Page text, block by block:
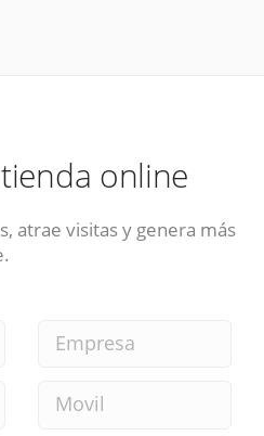
online
atrae visitas y genera más